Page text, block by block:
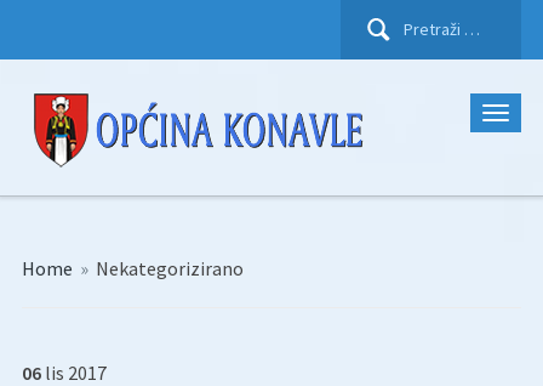
Pretraži:
Home » Nekategorizirano
06 lis 2017